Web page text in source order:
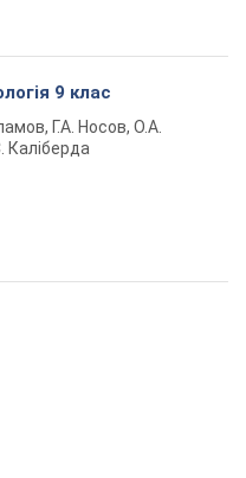
9 клас
Г.А. Носов, О.А.
Каліберда